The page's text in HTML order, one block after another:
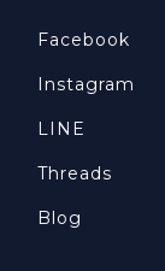
Facebook
Instagram
LINE
Threads
Blog